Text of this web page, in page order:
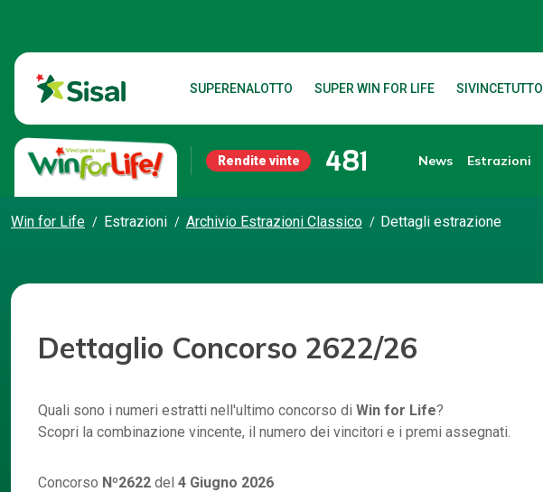
SUPERENALOTTO SUPER WIN FOR LIFE SIVINCETUTTO
Rendite vinte 481 News Estrazioni
Win for Life Estrazioni Archivio Estrazioni Classico Dettagli estrazione
Dettaglio Concorso 2622/26
Quali sono i numeri estratti nell'ultimo concorso di Win for Life?
Scopri la combinazione vincente, il numero dei vincitori e i premi assegnati.
Concorso Nº2622 del 4 Giugno 2026